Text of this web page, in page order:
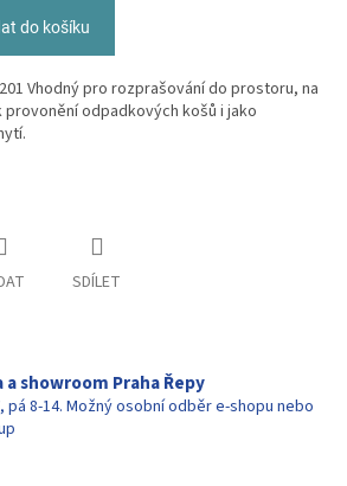
do košíku
Vhodný pro rozprašování do prostoru, na
odpadkových košů i jako
SDÍLET
a showroom Praha Řepy
pá 8-14. Možný osobní odběr e-shopu nebo